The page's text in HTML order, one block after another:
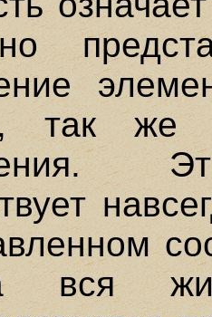
так же
вся